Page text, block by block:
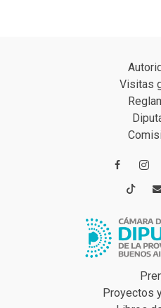
Visitas

Proyectos